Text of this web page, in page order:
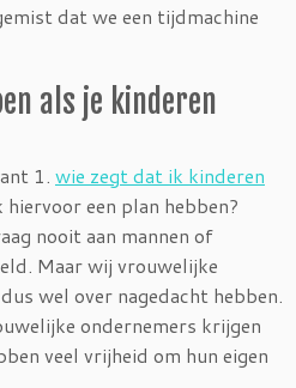
dat we een tijdmachine
als je kinderen
1. wie zegt dat ik kinderen
een plan hebben?
nooit aan mannen of
Maar wij vrouwelijke
wel over nagedacht hebben.
ondernemers krijgen
veel vrijheid om hun eigen